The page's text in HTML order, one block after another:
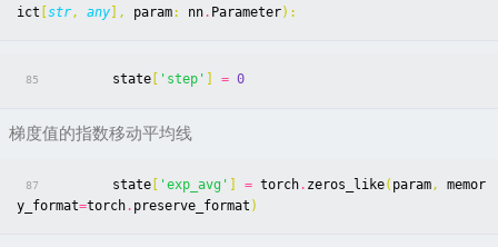
ict str, any ], param: nn. Parameter):
85 state 'step' = 0
梯度值的指数移动平均线
87 state 'exp_avg' = torch. zeros_like( param,
memor
y_format=torch. preserve_format )